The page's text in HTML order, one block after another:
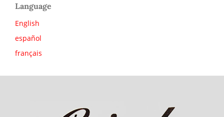
Language
English
español
français